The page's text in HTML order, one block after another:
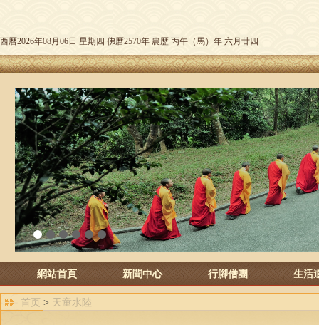
西曆2026年08月06日 星期四 佛曆2570年 農歷 丙午（馬）年 六月廿四
1 2 3 4 5 6
網站首頁 新聞中心 行腳僧團 生活
首页 > 天童水陸